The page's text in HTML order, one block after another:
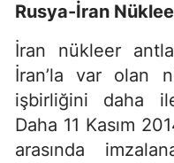
Rusya-İran
İran nükleer
İran’la var olan
işbirliğini daha
Daha 11 Kasım
arasında